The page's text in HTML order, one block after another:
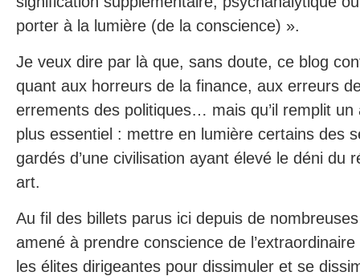
porter à la lumière (de la conscience) ».
Je veux dire par là que, sans doute, ce blog
quant aux horreurs de la finance, aux erreurs
errements des politiques… mais qu’il remplit un
plus essentiel : mettre en lumière certains des
gardés d’une civilisation ayant élevé le déni du
art.
Au fil des billets parus ici depuis de
amené à prendre conscience de
les élites dirigeantes pour dissimuler et se